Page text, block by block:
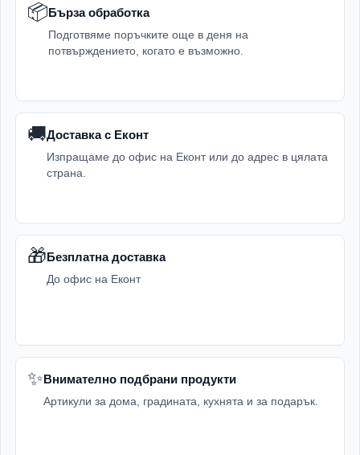
📦Бърза обработка
Подготвяме поръчките още в деня на
потвърждението, когато е възможно.
🚚Доставка с Еконт
Изпращаме до офис на Еконт или до адрес в цялата
страна.
🎁Безплатна доставка
До офис на Еконт
✨Внимателно подбрани продукти
Артикули за дома, градината, кухнята и за подарък.